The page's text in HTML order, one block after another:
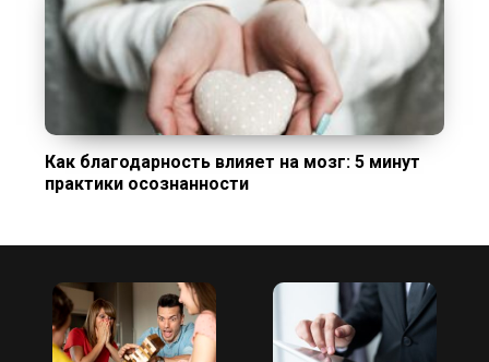
Как благодарность влияет на мозг: 5 минут
практики осознанности